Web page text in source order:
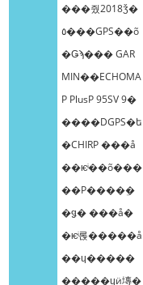
���줬2018ǯ�
٥���GPS��õ
�Ǥϡ��� GAR
MIN��ECHOMA
P PlusP 95SV 9�
����DGPS�ե
�CHIRP ���å
��ѥͥ��õ���
��Ρ����ܸ�
�ǥ� ���å�
�ѥͥ롡�����å
��ɥ�����
�����ɥӥ塼�